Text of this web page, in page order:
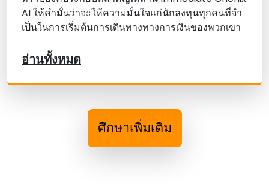
AI ให้คํามั่นว่าจะให้ความมั่นใจแก่นักลงทุนทุกคนที่จํา
เป็นในการเริ่มต้นการเดินทางทางการเงินของพวกเขา
อ่านทั้งหมด
ศึกษาเพิ่มเติม